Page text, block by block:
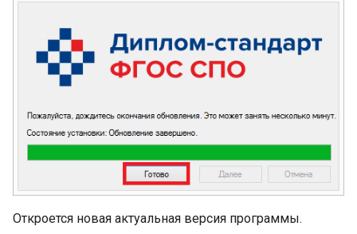
Откроется новая актуальная версия программы.